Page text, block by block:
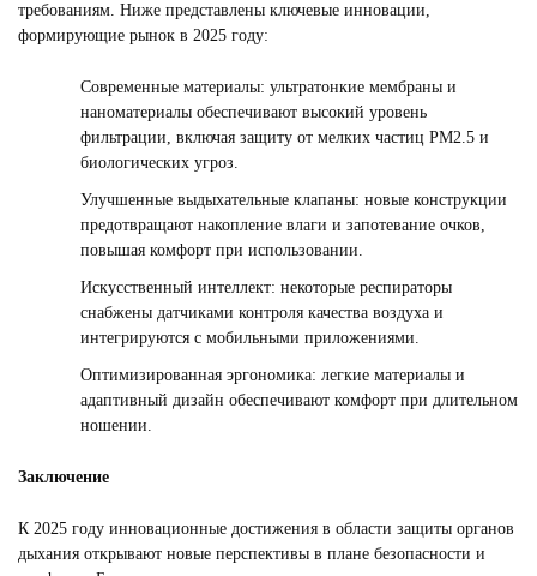
требованиям. Ниже представлены ключевые инновации,
формирующие рынок в 2025 году:
Современные материалы: ультратонкие мембраны и
наноматериалы обеспечивают высокий уровень
фильтрации, включая защиту от мелких частиц PM2.5 и
биологических угроз.
Улучшенные выдыхательные клапаны: новые конструкции
предотвращают накопление влаги и запотевание очков,
повышая комфорт при использовании.
Искусственный интеллект: некоторые респираторы
снабжены датчиками контроля качества воздуха и
интегрируются с мобильными приложениями.
Оптимизированная эргономика: легкие материалы и
адаптивный дизайн обеспечивают комфорт при длительном
ношении.
Заключение
К 2025 году инновационные достижения в области защиты органов
дыхания открывают новые перспективы в плане безопасности и